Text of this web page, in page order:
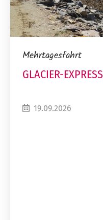
Mehrtagesfahrt
GLACIER-EXPRESS
19.09.2026